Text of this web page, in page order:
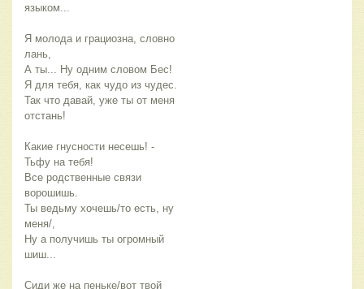
языком...
Я молода и грациозна, словно
лань,
А ты... Ну одним словом Бес!
Я для тебя, как чудо из чудес.
Так что давай, уже ты от меня
отстань!
Какие гнусности несешь! -
Тьфу на тебя!
Все родственные связи
ворошишь.
Ты ведьму хочешь/то есть, ну
меня/,
Ну а получишь ты огромный
шиш...
Сиди же на пеньке/вот твой